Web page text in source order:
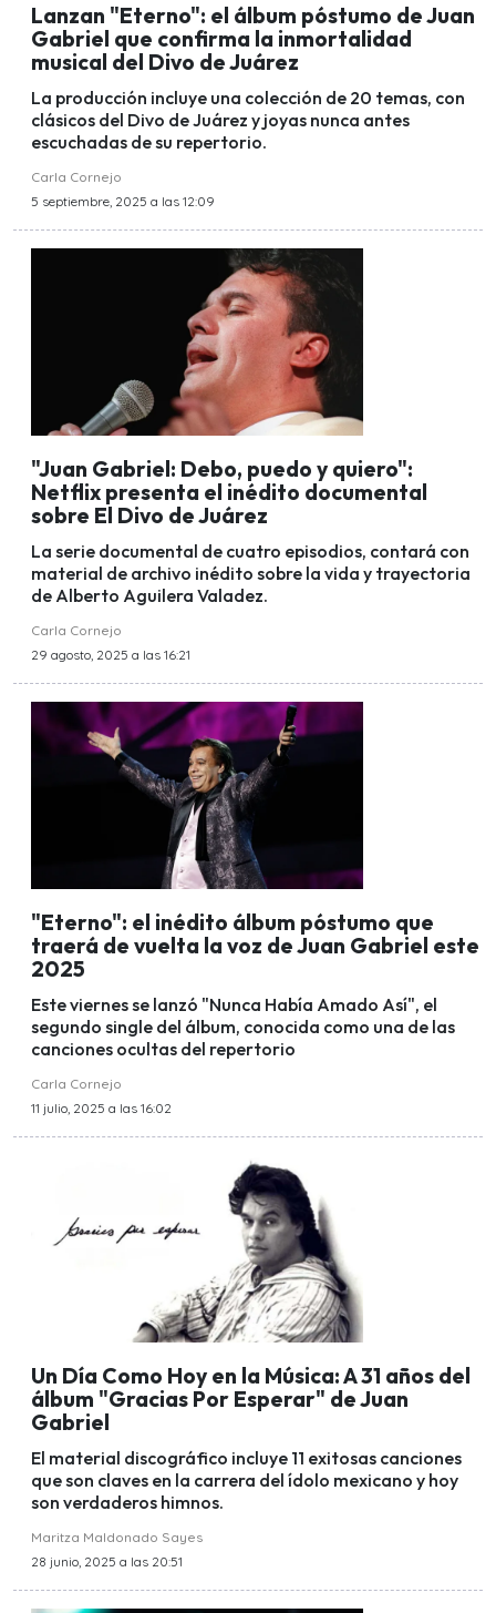
Lanzan "Eterno": el álbum póstumo de Juan
Gabriel que confirma la inmortalidad
musical del Divo de Juárez
La producción incluye una colección de 20 temas, con
clásicos del Divo de Juárez y joyas nunca antes
escuchadas de su repertorio.
Carla Cornejo
5 septiembre, 2025 a las 12:09
"Juan Gabriel: Debo, puedo y quiero":
Netflix presenta el inédito documental
sobre El Divo de Juárez
La serie documental de cuatro episodios, contará con
material de archivo inédito sobre la vida y trayectoria
de Alberto Aguilera Valadez.
Carla Cornejo
29 agosto, 2025 a las 16:21
"Eterno": el inédito álbum póstumo que
traerá de vuelta la voz de Juan Gabriel este
2025
Este viernes se lanzó "Nunca Había Amado Así", el
segundo single del álbum, conocida como una de las
canciones ocultas del repertorio
Carla Cornejo
11 julio, 2025 a las 16:02
Un Día Como Hoy en la Música: A 31 años del
álbum "Gracias Por Esperar" de Juan
Gabriel
El material discográfico incluye 11 exitosas canciones
que son claves en la carrera del ídolo mexicano y hoy
son verdaderos himnos.
Maritza Maldonado Sayes
28 junio, 2025 a las 20:51